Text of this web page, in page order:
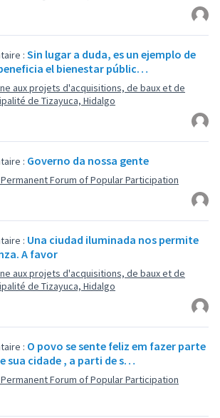
: Sin lugar a duda, es un ejemplo de
el bienestar públic…
aux projets d'acquisitions, de baux et de
de Tizayuca, Hidalgo
: Governo da nossa gente
Permanent Forum of Popular Participation
: Una ciudad iluminada nos permite
A favor
aux projets d'acquisitions, de baux et de
de Tizayuca, Hidalgo
: O povo se sente feliz em fazer parte
sua cidade , a parti de s…
Permanent Forum of Popular Participation